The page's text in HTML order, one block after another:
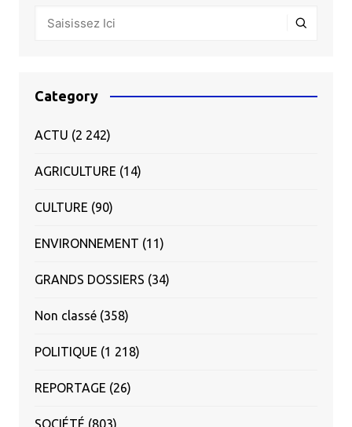
Category
ACTU (2 242)
AGRICULTURE (14)
CULTURE (90)
ENVIRONNEMENT (11)
GRANDS DOSSIERS (34)
Non classé(358)
POLITIQUE (1 218)
REPORTAGE (26)
SOCIÉTÉ (803)